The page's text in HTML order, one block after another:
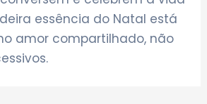
essência do Natal está
amor compartilhado, não